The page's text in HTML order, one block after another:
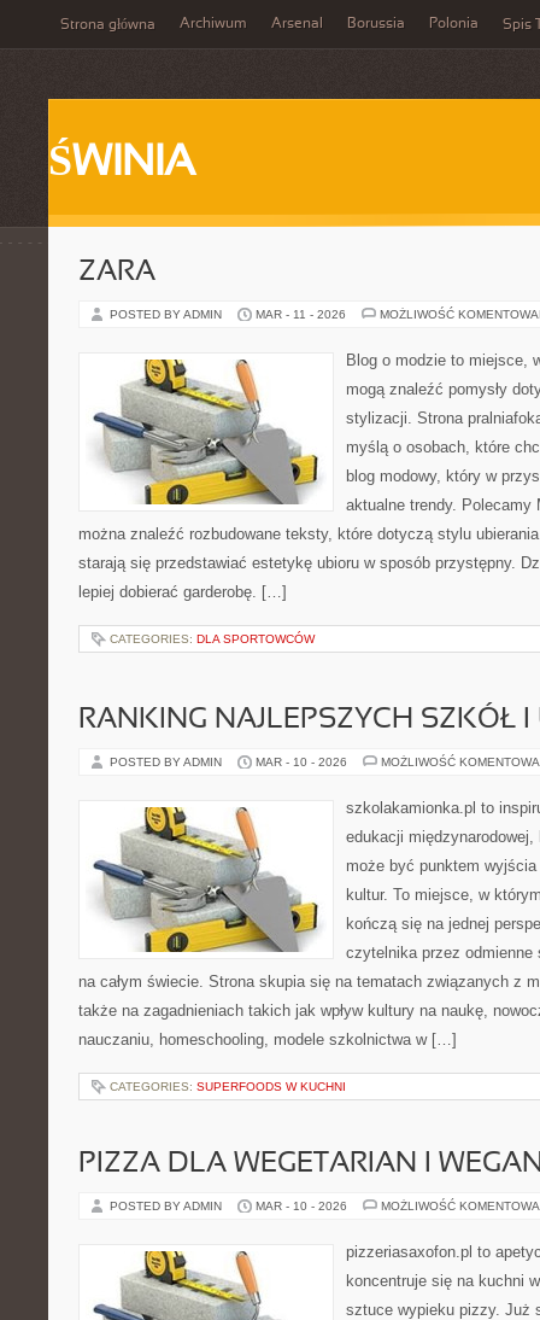
Strona główna Archiwum Arsenal Borussia Polonia Spis
ŚWINIA
ZARA
POSTED BY ADMIN MAR - 11 - 2026 MOŻLIWOŚĆ
Blog o modzie to miejsce,
mogą znaleźć pomysły
stylizacji. Strona
myślą o osobach, które
blog modowy, który w
aktualne trendy. Polecamy
można znaleźć rozbudowane teksty, które dotyczą stylu
starają się przedstawiać estetykę ubioru w sposób przystępny.
lepiej dobierać garderobę. […]
CATEGORIES: DLA SPORTOWCÓW
RANKING NAJLEPSZYCH SZKÓŁ I
POSTED BY ADMIN MAR - 10 - 2026 MOŻLIWOŚĆ
szkolakamionka.pl to
edukacji
może być punktem
kultur. To miejsce, w
kończą się na jednej
czytelnika przez odmienne
na całym świecie. Strona skupia się na tematach związanych z
także na zagadnieniach takich jak wpływ kultury na naukę,
nauczaniu, homeschooling, modele szkolnictwa w […]
CATEGORIES: SUPERFOODS W KUCHNI
PIZZA DLA WEGETARIAN I
POSTED BY ADMIN MAR - 10 - 2026 MOŻLIWOŚĆ
pizzeriasaxofon.pl to
koncentruje się na kuchni
sztuce wypieku pizzy. Już